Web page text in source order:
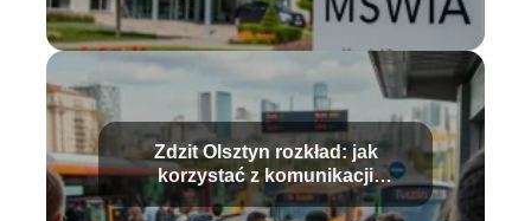
Zdzit Olsztyn rozkład: jak
korzystać z komunikacji
miejskiej?